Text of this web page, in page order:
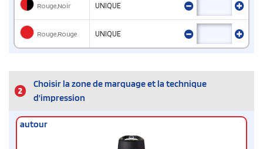
Rouge,Noir UNIQUE
Rouge,Rouge UNIQUE
2
Choisir la zone de marquage et la technique
d'impression
autour